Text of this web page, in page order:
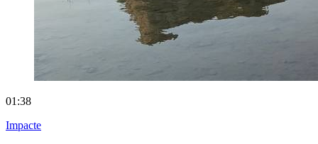
01:38
Impacte